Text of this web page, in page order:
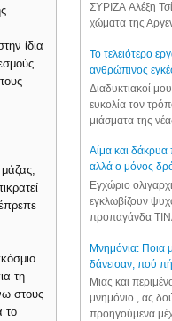
ίδια
τη
στους
το
ΣΥΡΙΖΑ Αλέξη
χώματα της
Το τελειότερο
ανθρώπινος
Διαδυκτιακοί
ευκολία τον
μιάσματα της
Αίμα και δάκρυα
αλλά ο μόνος
Εγχώριο
εγκλωβίζουν
προπαγάνδα
Μνημόνια: Ποια
δάνεισαν, πού
Μιας και
μνημόνιο , ας
προηγούμενα